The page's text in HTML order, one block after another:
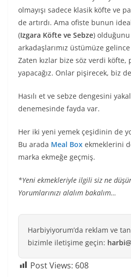
olmayışı sadece klasik köfte ve
de artırdı. Ama ofiste bunun
(Izgara Köfte ve Sebze) olduğunu
arkadaşlarımız üstümüze
Zaten kızlar bize söz verdi
yapacağız. Onlar pişirecek, biz
Hasılı et ve sebze dengesini
denemesinde fayda var.
Her iki yeni yemek çeşidinin de
Bu arada Meal Box ekmeklerini
marka ekmeğe geçmiş.
*Yeni ekmekleriyle ilgili siz ne
Yorumlarınızı alalım bakalım…
Harbiyiyorum’da reklam ve
bizimle iletişime geçin:
Post Views: 608